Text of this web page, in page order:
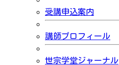
受講申込案内
講師プロフィール
世宗学堂ジャーナル